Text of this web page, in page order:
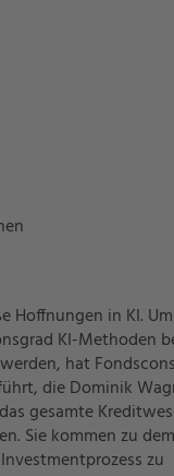
Hoffnungen in KI. Um
KI-Methoden
hat
die Dominik
gesamte
Sie kommen zu dem
zu